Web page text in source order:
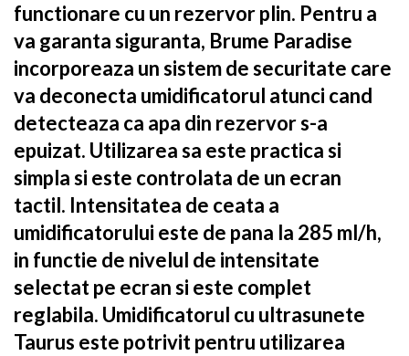
functionare cu un rezervor plin. Pentru a
va garanta siguranta, Brume Paradise
incorporeaza un sistem de securitate care
va deconecta umidificatorul atunci cand
detecteaza ca apa din rezervor s-a
epuizat. Utilizarea sa este practica si
simpla si este controlata de un ecran
tactil. Intensitatea de ceata a
umidificatorului este de pana la 285 ml/h,
in functie de nivelul de intensitate
selectat pe ecran si este complet
reglabila. Umidificatorul cu ultrasunete
Taurus este potrivit pentru utilizarea